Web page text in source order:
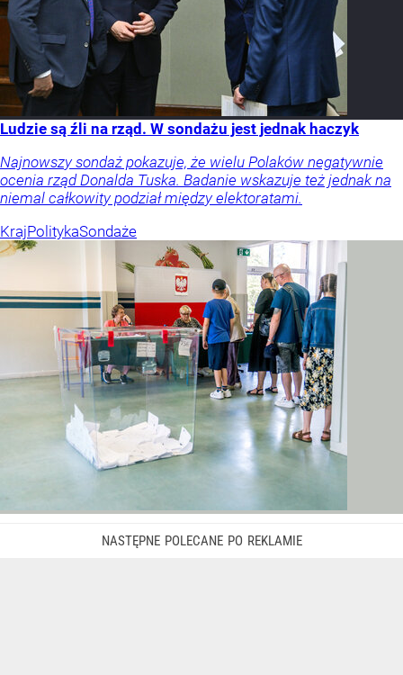
Ludzie są źli na rząd. W sondażu jest jednak haczyk
Najnowszy sondaż pokazuje, że wielu Polaków negatywnie
ocenia rząd Donalda Tuska. Badanie wskazuje też jednak na
niemal całkowity podział między elektoratami.
KrajPolitykaSondaże